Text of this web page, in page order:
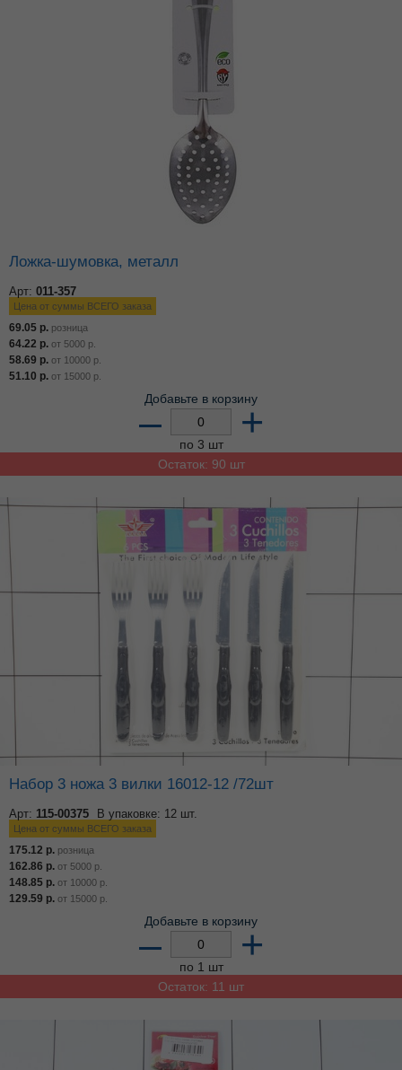
Ложка-шумовка, металл
Арт: 011-357
Цена от суммы ВСЕГО заказа
69.05 р. розница
64.22 р. от 5000 р.
58.69 р. от 10000 р.
51.10 р. от 15000 р.
Добавьте в корзину
– +
по 3 шт
Остаток: 90 шт
Набор 3 ножа 3 вилки 16012-12 /72шт
Арт: 115-00375 В упаковке: 12 шт.
Цена от суммы ВСЕГО заказа
175.12 р. розница
162.86 р. от 5000 р.
148.85 р. от 10000 р.
129.59 р. от 15000 р.
Добавьте в корзину
– +
по 1 шт
Остаток: 11 шт